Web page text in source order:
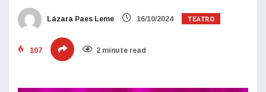
Lázara Paes Leme 16/10/2024 TEATRO
107 2 minute read